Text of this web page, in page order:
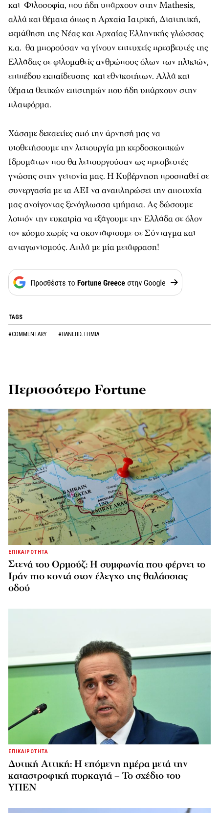
και Φιλοσοφία, που ήδη υπάρχουν στην Mathesis,
αλλά και θέματα όπως η Αρχαία Ιατρική, Διαιτητική,
εκμάθηση της Νέας και Αρχαίας Ελληνικής γλώσσας
κ.α. θα μπορούσαν να γίνουν επιτυχείς πρεσβευτές της
Ελλάδας σε φιλομαθείς ανθρώπους όλων των ηλικιών,
επιπέδου εκπαίδευσης και εθνικοτήτων. Αλλά και
θέματα θετικών επιστημών που ήδη υπάρχουν στην
πλατφόρμα.
Χάσαμε δεκαετίες από την άρνησή μας να
υιοθετήσουμε την λειτουργία μη κερδοσκοπικών
Ιδρυμάτων που θα λειτουργούσαν ως πρεσβευτές
γνώσης στην γειτονία μας. Η Κυβέρνηση προσπαθεί σε
συνεργασία με τα ΑΕΙ να αναπληρώσει την αποτυχία
μας ανοίγοντας ξενόγλωσσα τμήματα. Ας δώσουμε
λοιπόν την ευκαιρία να εξάγουμε την Ελλάδα σε όλον
τον κόσμο χωρίς να σκοντάφτουμε σε Σύνταγμα και
ανταγωνισμούς. Απλά με μία μετάφραση!
TAGS
#COMMENTARY #ΠΑΝΕΠΙΣΤΗΜΙΑ
Περισσότερο Fortune
ΕΠΙΚΑΙΡΟΤΗΤΑ
Στενά του Ορμούζ: Η συμφωνία που φέρνει το
Ιράν πιο κοντά στον έλεγχο της θαλάσσιας
οδού
ΕΠΙΚΑΙΡΟΤΗΤΑ
Δυτική Αττική: Η επόμενη ημέρα μετά την
καταστροφική πυρκαγιά – Το σχέδιο του
ΥΠΕΝ